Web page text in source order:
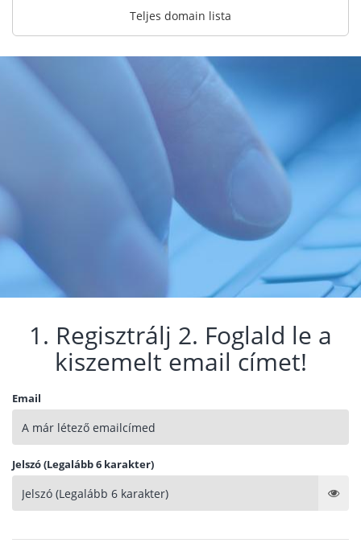
Teljes domain lista
1. Regisztrálj 2. Foglald le a
kiszemelt email címet!
Email
Jelszó (Legalább 6 karakter)